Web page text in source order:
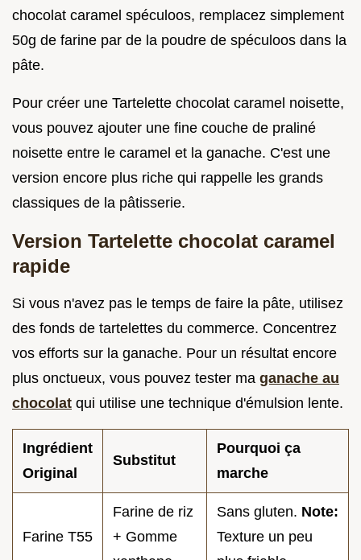
chocolat caramel spéculoos, remplacez simplement
50g de farine par de la poudre de spéculoos dans la
pâte.
Pour créer une Tartelette chocolat caramel noisette,
vous pouvez ajouter une fine couche de praliné
noisette entre le caramel et la ganache. C'est une
version encore plus riche qui rappelle les grands
classiques de la pâtisserie.
Version Tartelette chocolat caramel
rapide
Si vous n'avez pas le temps de faire la pâte, utilisez
des fonds de tartelettes du commerce. Concentrez
vos efforts sur la ganache. Pour un résultat encore
plus onctueux, vous pouvez tester ma ganache au
chocolat qui utilise une technique d'émulsion lente.
Ingrédient
Original
Substitut
Pourquoi ça
marche
Farine T55
Farine de riz
+ Gomme
Sans gluten. Note:
Texture un peu